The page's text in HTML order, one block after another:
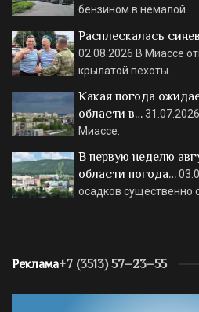
бензином в немалой…
Расплескалась
02.08.2026 В Миассе
крылатой пехоты.
Какая погода
области в…31.07.2026
Миассе.
В первую неделю
области погода…
осадков существенно
Реклама+7 (3513) 57–23–55